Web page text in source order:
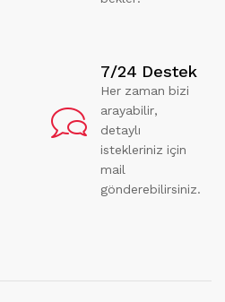
7/24 Destek
Her zaman bizi
arayabilir,
detaylı
istekleriniz için
mail
gönderebilirsiniz.